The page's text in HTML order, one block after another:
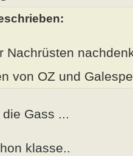
Nachrüsten
von OZ und
Gass ...
klasse..